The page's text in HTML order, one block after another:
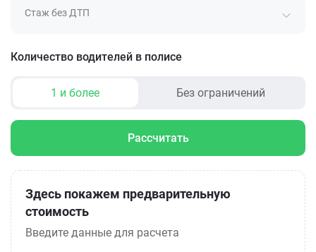
Стаж без ДТП
Количество водителей в полисе
1 и более Без ограничений
Рассчитать
Здесь покажем предварительную
стоимость
Введите данные для расчета